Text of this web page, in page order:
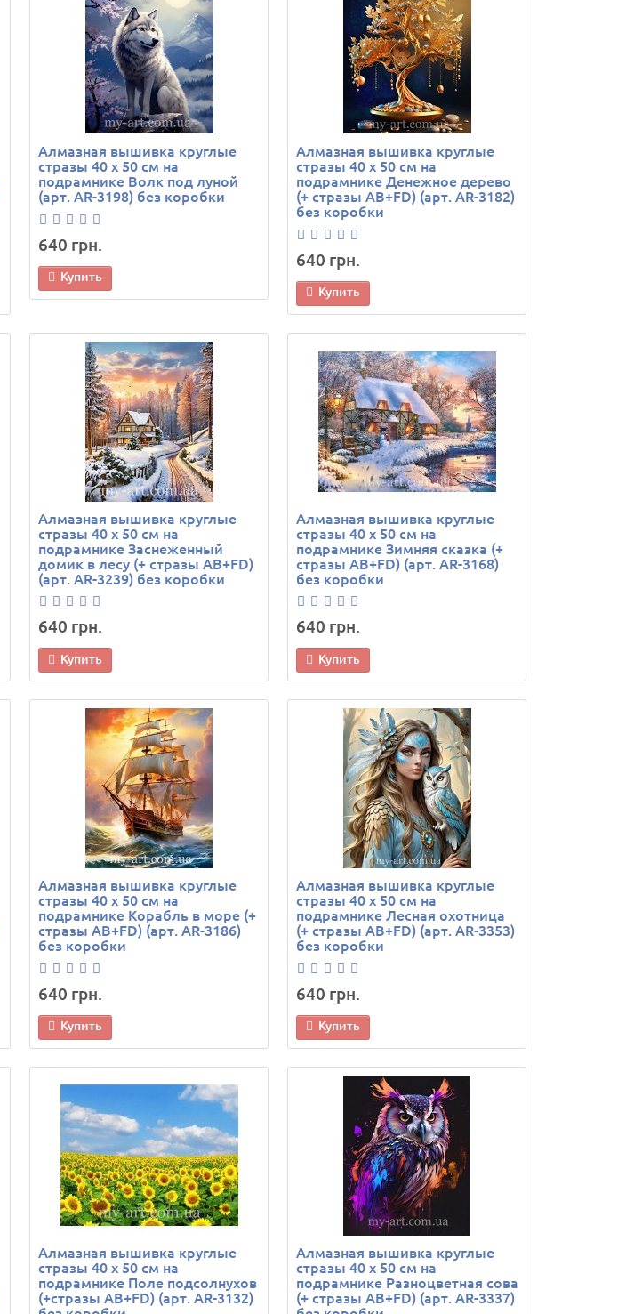
Алмазная вышивка круглые
стразы 40 х 50 см на
подрамнике Волк под луной
(арт. AR-3198) без коробки
640 грн.
Купить
Алмазная вышивка круглые
стразы 40 х 50 см на
подрамнике Денежное дерево
(+ стразы AB+FD) (арт. AR-3182)
без коробки
640 грн.
Купить
Алмазная вышивка круглые
стразы 40 х 50 см на
подрамнике Заснеженный
домик в лесу (+ стразы AB+FD)
(арт. AR-3239) без коробки
640 грн.
Купить
Алмазная вышивка круглые
стразы 40 х 50 см на
подрамнике Зимняя сказка (+
стразы AB+FD) (арт. AR-3168)
без коробки
640 грн.
Купить
Алмазная вышивка круглые
стразы 40 х 50 см на
подрамнике Корабль в море (+
стразы AB+FD) (арт. AR-3186)
без коробки
640 грн.
Купить
Алмазная вышивка круглые
стразы 40 х 50 см на
подрамнике Лесная охотница
(+ стразы AB+FD) (арт. AR-3353)
без коробки
640 грн.
Купить
Алмазная вышивка круглые
стразы 40 х 50 см на
подрамнике Поле подсолнухов
(+стразы AB+FD) (арт. AR-3132)
Алмазная вышивка круглые
стразы 40 х 50 см на
подрамнике Разноцветная сова
(+ стразы AB+FD) (арт. AR-3337)